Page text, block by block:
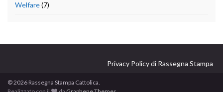
Welfare(7)
Privacy Policy di Rassegna Stampa
© 2026 Rassegna Stampa Cattolica.